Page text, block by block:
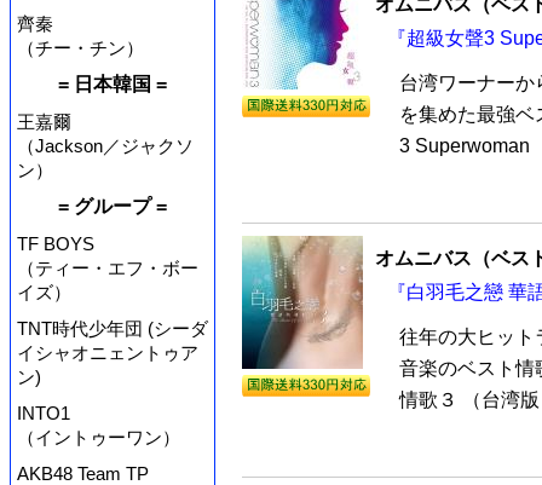
齊秦
（チー・チン）
= 日本韓国 =
王嘉爾
（Jackson／ジャクソ
ン）
= グループ =
TF BOYS
（ティー・エフ・ボー
イズ）
TNT時代少年団 (シーダ
イシャオニェントゥア
ン)
INTO1
（イントゥーワン）
AKB48 Team TP
『超級女聲3
台湾ワーナーか
を集めた最強
3 Superwoman
オムニバス（ベス
『白羽毛之戀 華
往年の大ヒット
音楽のベスト情
情歌３ （台湾